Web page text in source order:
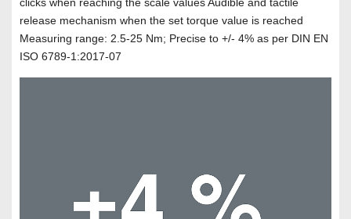
release mechanism when the set torque value is reached
Measuring range: 2.5-25 Nm; Precise to +/- 4% as per DIN EN
ISO 6789-1:2017-07